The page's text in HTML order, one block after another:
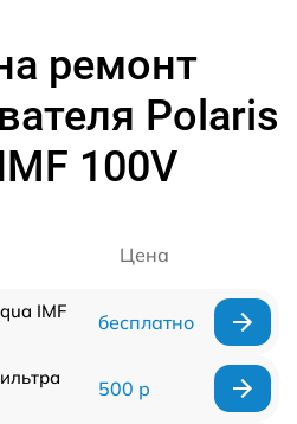
ремонт
Polaris
100V
Цена
IMF
бесплатно
500 р